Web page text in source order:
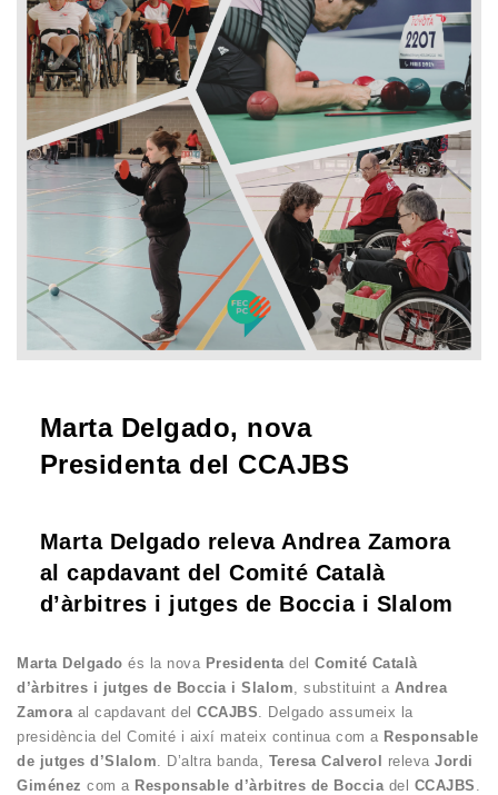
Marta Delgado, nova
Presidenta del CCAJBS
Marta Delgado releva Andrea Zamora
al capdavant del Comité Català
d’àrbitres i jutges de Boccia i Slalom
Marta Delgado és la nova Presidenta del Comité Català
d’àrbitres i jutges de Boccia i Slalom , substituint a Andrea
Zamora al capdavant del CCAJBS . Delgado assumeix la
presidència del Comité i així mateix continua com a Responsable
de jutges d’Slalom . D’altra banda, Teresa Calverol releva Jordi
Giménez com a Responsable d’àrbitres de Boccia del CCAJBS